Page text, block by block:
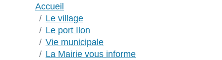
Accueil
Le village
Le port Ilon
Vie municipale
La Mairie vous informe